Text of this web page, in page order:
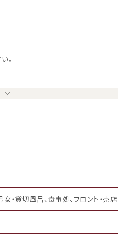
。
女・貸切風呂、食事処、フロント・売店